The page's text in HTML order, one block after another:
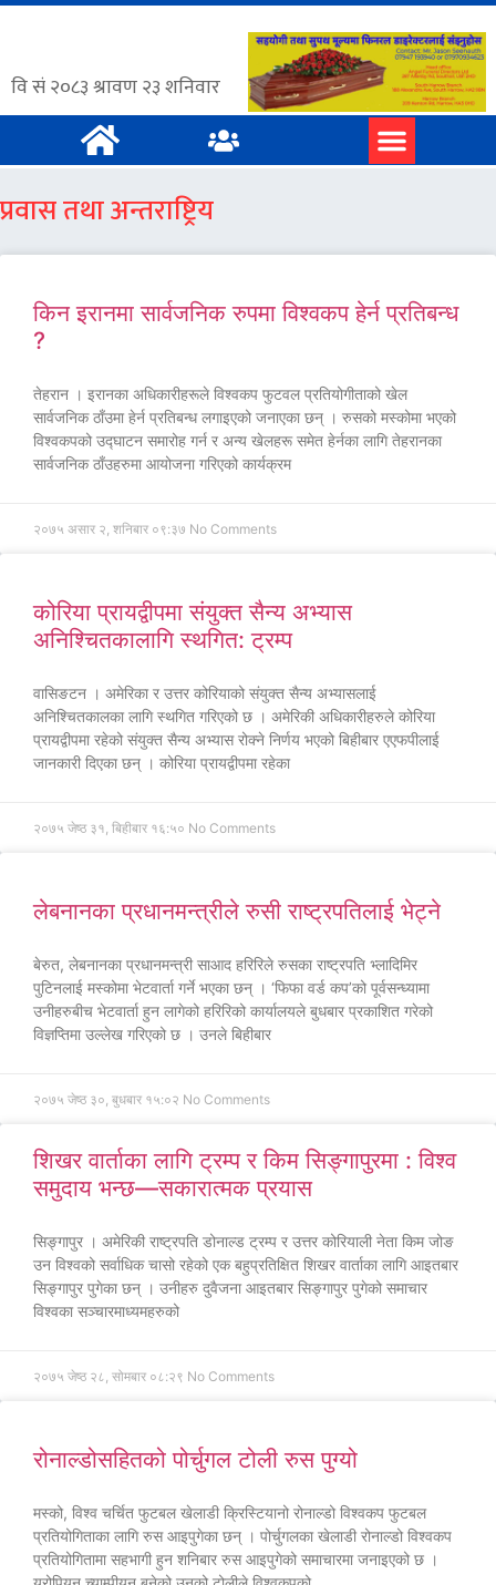
प्रवास तथा अन्तराष्ट्रिय
किन इरानमा सार्वजनिक रुपमा विश्वकप हेर्न प्रतिबन्ध
?
तेहरान । इरानका अधिकारीहरूले विश्वकप फुटवल प्रतियोगीताको खेल
सार्वजनिक ठाँउमा हेर्न प्रतिबन्ध लगाइएको जनाएका छन् । रुसको मस्कोमा भएको
विश्वकपको उद्घाटन समारोह गर्न र अन्य खेलहरू समेत हेर्नका लागि तेहरानका
सार्वजनिक ठाँउहरुमा आयोजना गरिएको कार्यक्रम
२०७५ असार २, शनिबार ०९:३७ No Comments
कोरिया प्रायद्वीपमा संयुक्त सैन्य अभ्यास
अनिश्चितकालागि स्थगित: ट्रम्प
वासिङटन । अमेरिका र उत्तर कोरियाको संयुक्त सैन्य अभ्यासलाई
अनिश्चितकालका लागि स्थगित गरिएको छ । अमेरिकी अधिकारीहरुले कोरिया
प्रायद्वीपमा रहेको संयुक्त सैन्य अभ्यास रोक्ने निर्णय भएको बिहीबार एएफपीलाई
जानकारी दिएका छन् । कोरिया प्रायद्वीपमा रहेका
२०७५ जेष्ठ ३१, बिहीबार १६:५० No Comments
लेबनानका प्रधानमन्त्रीले रुसी राष्ट्रपतिलाई भेट्ने
बेरुत, लेबनानका प्रधानमन्त्री साआद हरिरिले रुसका राष्ट्रपति भ्लादिमिर
पुटिनलाई मस्कोमा भेटवार्ता गर्ने भएका छन् । ‘फिफा वर्ड कप’को पूर्वसन्ध्यामा
उनीहरुबीच भेटवार्ता हुन लागेको हरिरिको कार्यालयले बुधबार प्रकाशित गरेको
विज्ञप्तिमा उल्लेख गरिएको छ । उनले बिहीबार
२०७५ जेष्ठ ३०, बुधबार १५:०२ No Comments
शिखर वार्ताका लागि ट्रम्प र किम सिङ्गापुरमा : विश्व
समुदाय भन्छ—सकारात्मक प्रयास
सिङ्गापुर । अमेरिकी राष्ट्रपति डोनाल्ड ट्रम्प र उत्तर कोरियाली नेता किम जोङ
उन विश्वको सर्वाधिक चासो रहेको एक बहुप्रतिक्षित शिखर वार्ताका लागि आइतबार
सिङ्गापुर पुगेका छन् । उनीहरु दुवैजना आइतबार सिङ्गापुर पुगेको समाचार
विश्वका सञ्चारमाध्यमहरुको
२०७५ जेष्ठ २८, सोमबार ०८:२९ No Comments
रोनाल्डोसहितको पोर्चुगल टोली रुस पुग्यो
मस्को, विश्व चर्चित फुटबल खेलाडी क्रिस्टियानो रोनाल्डो विश्वकप फुटबल
प्रतियोगिताका लागि रुस आइपुगेका छन् । पोर्चुगलका खेलाडी रोनाल्डो विश्वकप
प्रतियोगितामा सहभागी हुन शनिबार रुस आइपुगेको समाचारमा जनाइएको छ ।